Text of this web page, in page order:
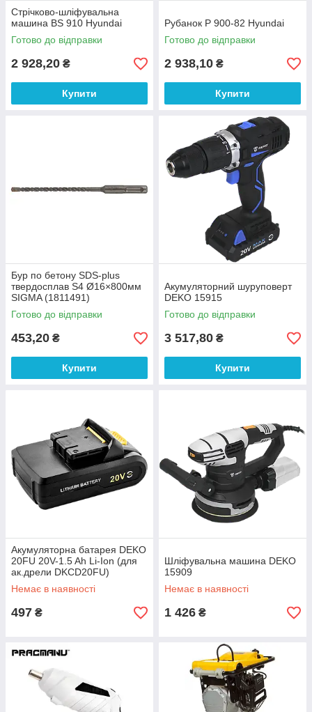
Стрічково-шліфувальна
машина BS 910 Hyundai
Готово до відправки
2 928,20 ₴
Купити
Рубанок P 900-82 Hyundai
Готово до відправки
2 938,10 ₴
Купити
Бур по бетону SDS-plus
твердосплав S4 Ø16×800мм
SIGMA (1811491)
Готово до відправки
453,20 ₴
Купити
Акумуляторний шуруповерт
DEKO 15915
Готово до відправки
3 517,80 ₴
Купити
Акумуляторна батарея DEKO
20FU 20V-1.5 Ah Li-Ion (для
ак.дрели DKCD20FU)
Немає в наявності
497 ₴
Шліфувальна машина DEKO
15909
Немає в наявності
1 426 ₴